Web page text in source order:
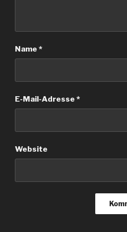
Name *
E-Mail-Adresse *
Website